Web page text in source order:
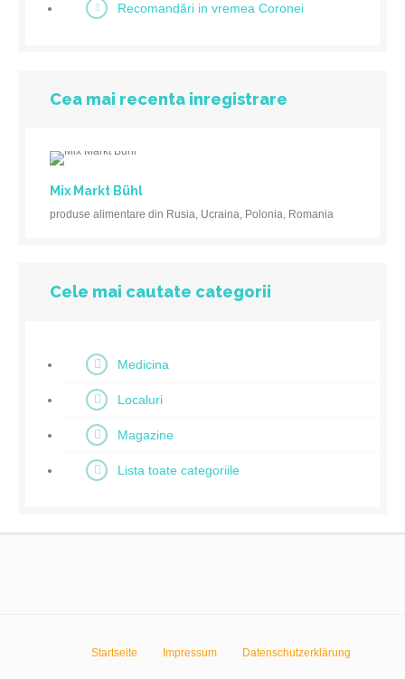
Recomandări in vremea Coronei
Cea mai recenta inregistrare
Mix Markt Bühl
produse alimentare din Rusia, Ucraina, Polonia, Romania
Cele mai cautate categorii
Medicina
Localuri
Magazine
Lista toate categoriile
Startseite Impressum Datenschutzerklärung